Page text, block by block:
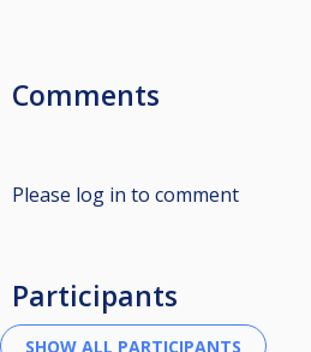
Comments
Please log in to comment
Participants